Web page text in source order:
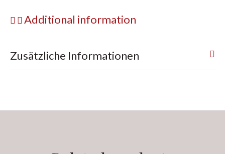
Additional information
Zusätzliche Informationen